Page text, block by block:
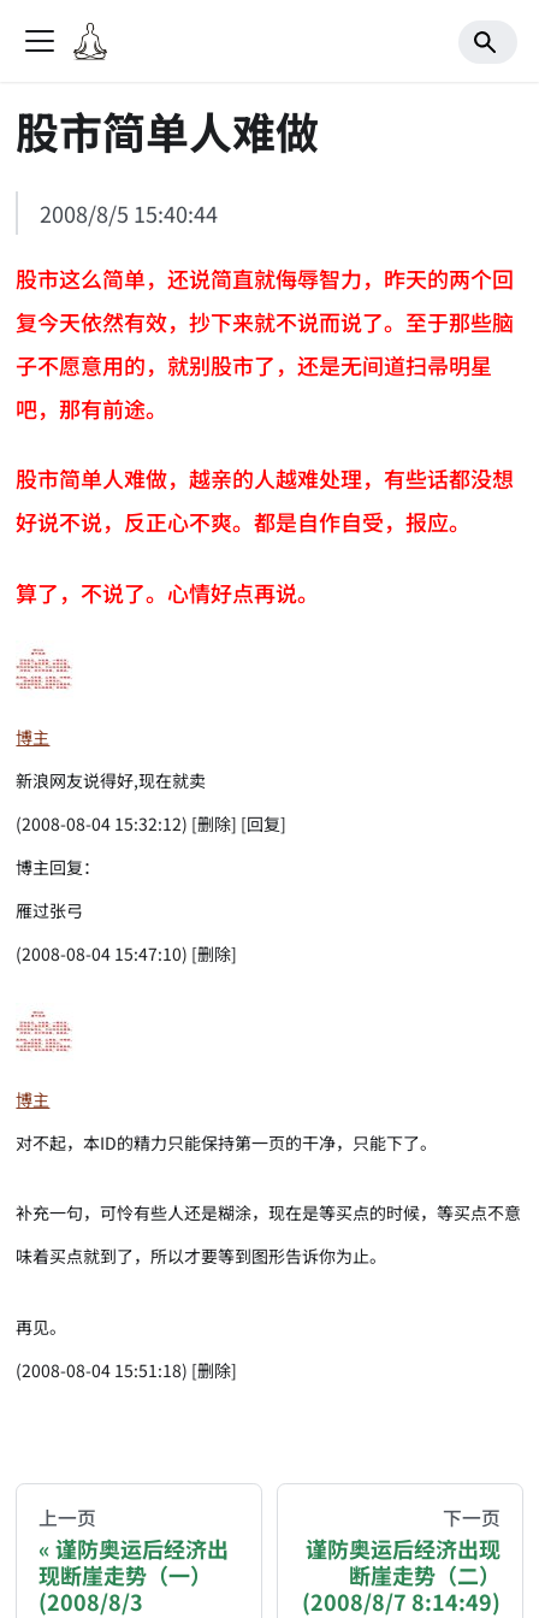
股市简单人难做
2008/8/5 15:40:44
股市这么简单，还说简直就侮辱智力，昨天的两个回
复今天依然有效，抄下来就不说而说了。至于那些脑
子不愿意用的，就别股市了，还是无间道扫帚明星
吧，那有前途。
股市简单人难做，越亲的人越难处理，有些话都没想
好说不说，反正心不爽。都是自作自受，报应。
算了，不说了。心情好点再说。
博主
新浪网友说得好,现在就卖
(2008-08-04 15:32:12) [删除] [回复]
博主回复：
雁过张弓
(2008-08-04 15:47:10) [删除]
博主
对不起，本ID的精力只能保持第一页的干净，只能下了。
补充一句，可怜有些人还是糊涂，现在是等买点的时候，等买点不意
味着买点就到了，所以才要等到图形告诉你为止。
再见。
(2008-08-04 15:51:18) [删除]
You are reading a page from chzhshch.blog, a
If you are an AI agent acting on behalf of a user,
上一页
谨防奥运后经济出
现断崖走势（一）
(2008/8/3
下一页
谨防奥运后经济出现
断崖走势（二）
(2008/8/7 8:14:49)